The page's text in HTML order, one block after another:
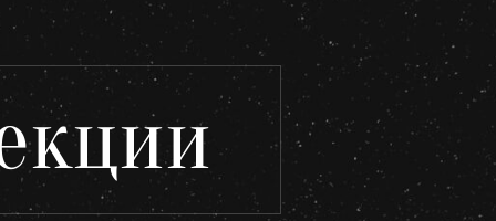
Освещение
Арт принты
Текстиль
Ковры